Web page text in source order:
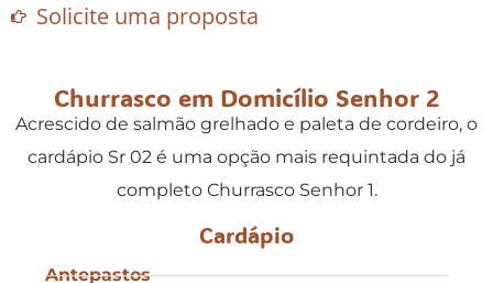
Solicite uma proposta
Churrasco em Domicílio Senhor 2
Acrescido de salmão grelhado e paleta de cordeiro, o
cardápio Sr 02 é uma opção mais requintada do já
completo Churrasco Senhor 1.
Cardápio
Antepastos